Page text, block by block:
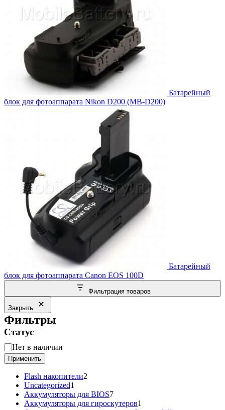
Батарейный
блок для фотоаппарата Nikon D200 (MB-D200)
Батарейный
блок для фотоаппарата Canon EOS 100D
Фильтрация товаров
Закрыть
Фильтры
Статус
Статус
Нет в наличии
Применить
Flash накопители2
Uncategorized1
товар
Аккумуляторы для BIOS77
товаров
Аккумуляторы для гироскутеров1